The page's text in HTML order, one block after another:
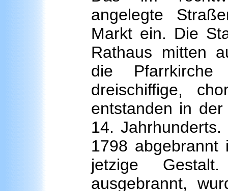
angelegte
Markt ein. Die
Rathaus mitten
die
dreischiffige,
entstanden in
14.
1798
jetzige
ausgebrannt,